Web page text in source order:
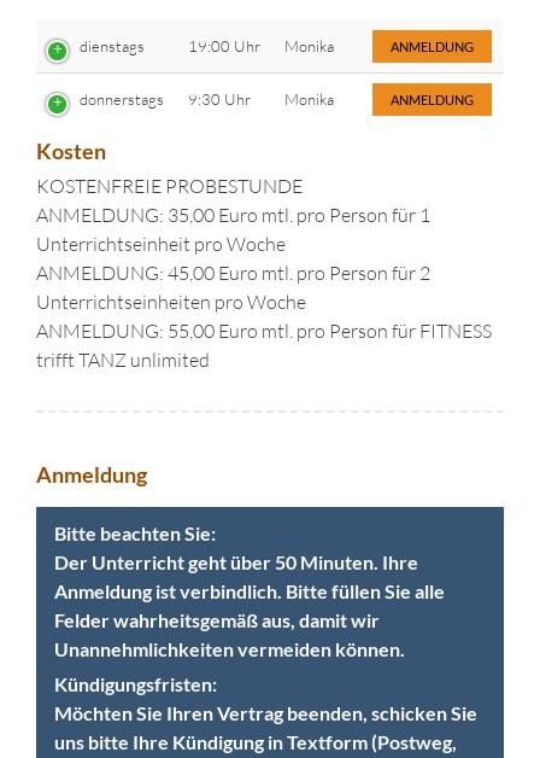
dienstags 19:00 Uhr Monika ANMELDUNG
donnerstags 9:30 Uhr Monika ANMELDUNG
Kosten
KOSTENFREIE PROBESTUNDE
ANMELDUNG: 35,00 Euro mtl. pro Person für 1
Unterrichtseinheit pro Woche
ANMELDUNG: 45,00 Euro mtl. pro Person für 2
Unterrichtseinheiten pro Woche
ANMELDUNG: 55,00 Euro mtl. pro Person für FITNESS
trifft TANZ unlimited
Anmeldung
Bitte beachten Sie:
Der Unterricht geht über 50 Minuten. Ihre
Anmeldung ist verbindlich. Bitte füllen Sie alle
Felder wahrheitsgemäß aus, damit wir
Unannehmlichkeiten vermeiden können.
Kündigungsfristen:
Möchten Sie Ihren Vertrag beenden, schicken Sie
uns bitte Ihre Kündigung in Textform (Postweg,